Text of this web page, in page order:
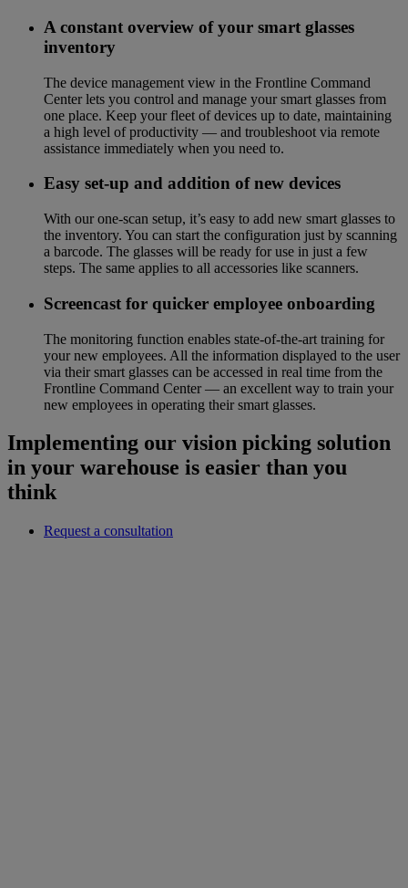
A constant overview of your smart glasses
inventory
The device management view in the Frontline Command
Center lets you control and manage your smart glasses from
one place. Keep your fleet of devices up to date, maintaining
a high level of productivity — and troubleshoot via remote
assistance immediately when you need to.
Easy set-up and addition of new devices
With our one-scan setup, it’s easy to add new smart glasses to
the inventory. You can start the configuration just by scanning
a barcode. The glasses will be ready for use in just a few
steps. The same applies to all accessories like scanners.
Screencast for quicker employee onboarding
The monitoring function enables state-of-the-art training for
your new employees. All the information displayed to the user
via their smart glasses can be accessed in real time from the
Frontline Command Center — an excellent way to train your
new employees in operating their smart glasses.
Implementing our vision picking solution
in your warehouse is easier than you
think
Request a consultation